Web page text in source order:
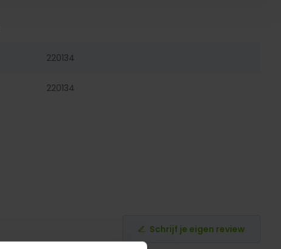
220134
220134
Schrijf je eigen review